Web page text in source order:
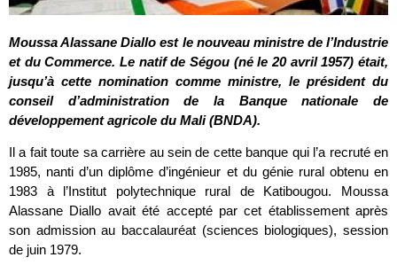
Moussa Alassane Diallo est le nouveau ministre de l’Industrie
et du Commerce. Le natif de Ségou (né le 20 avril 1957) était,
jusqu’à cette nomination comme ministre, le président du
conseil d’administration de la Banque nationale de
développement agricole du Mali (BNDA).
Il a fait toute sa carrière au sein de cette banque qui l’a recruté en
1985, nanti d’un diplôme d’ingénieur et du génie rural obtenu en
1983 à l’Institut polytechnique rural de Katibougou. Moussa
Alassane Diallo avait été accepté par cet établissement après
son admission au baccalauréat (sciences biologiques), session
de juin 1979.